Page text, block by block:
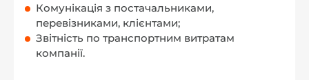
Комунікація з постачальниками,
перевізниками, клієнтами;
Звітність по транспортним витратам
компанії.